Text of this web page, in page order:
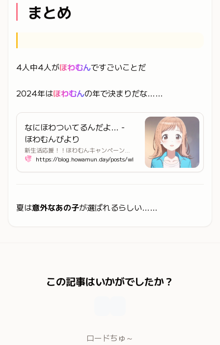
まとめ
4人中4人がほわむんですごいことだ
2024年はほわむんの年で決まりだな……
なにほわついてるんだよ… -
ほわむんびより
https://blog.howamun.day/posts/whatmoon/
夏は意外なあの子が選ばれるらしい……
この記事はいかがでしたか？
ロードちゅ～